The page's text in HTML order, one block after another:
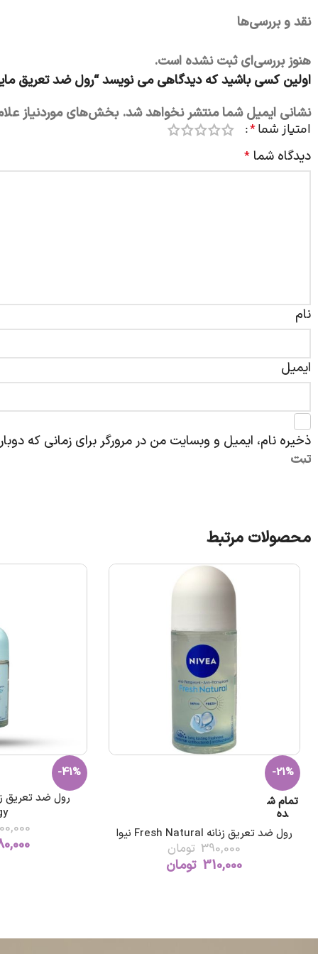
نقد و بررسی‌ها
هنوز بررسی‌ای ثبت نشده است.
اولین کسی باشید که دیدگاهی می نویسد “رول ضد تعریق
نشانی ایمیل شما منتشر نخواهد شد. بخش‌های موردنیاز
امتیاز شما*
دیدگاه شما *
نام
ایمیل
ذخیره نام، ایمیل و وبسایت من در مرورگر برای زمانی که
محصولات مرتبط
-21%
تمام ش
ده
رول ضد تعریق زنانه Fresh Natural نیوا
390,000 تومان
310,000 تومان
-41%